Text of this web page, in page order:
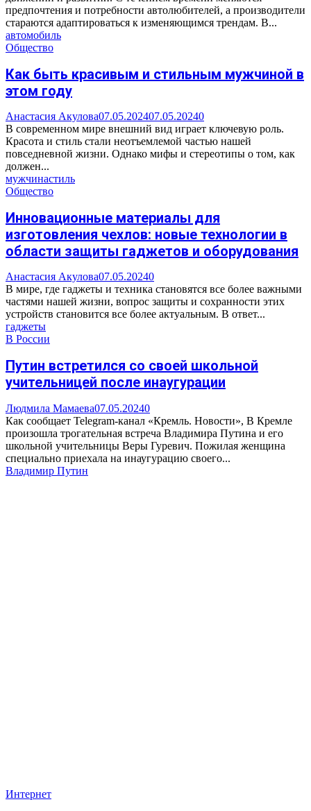
предпочтения и потребности автолюбителей, а производители
стараются адаптироваться к изменяющимся трендам. В...
автомобиль
Общество
Как быть красивым и стильным мужчиной в
этом году
Анастасия Акулова07.05.202407.05.20240
В современном мире внешний вид играет ключевую роль.
Красота и стиль стали неотъемлемой частью нашей
повседневной жизни. Однако мифы и стереотипы о том, как
должен...
мужчинастиль
Общество
Инновационные материалы для
изготовления чехлов: новые технологии в
области защиты гаджетов и оборудования
Анастасия Акулова07.05.20240
В мире, где гаджеты и техника становятся все более важными
частями нашей жизни, вопрос защиты и сохранности этих
устройств становится все более актуальным. В ответ...
гаджеты
В России
Путин встретился со своей школьной
учительницей после инаугурации
Людмила Мамаева07.05.20240
Как сообщает Telegram-канал «Кремль. Новости», В Кремле
произошла трогательная встреча Владимира Путина и его
школьной учительницы Веры Гуревич. Пожилая женщина
специально приехала на инаугурацию своего...
Владимир Путин
Интернет